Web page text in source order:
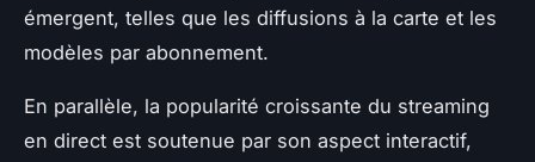
émergent, telles que les diffusions à la carte et les
modèles par abonnement.
En parallèle, la popularité croissante du streaming
en direct est soutenue par son aspect interactif,